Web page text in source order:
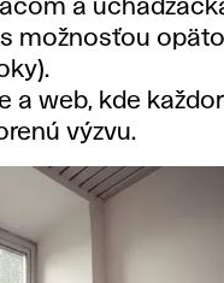
a
možnosťou
a web, kde
výzvu.